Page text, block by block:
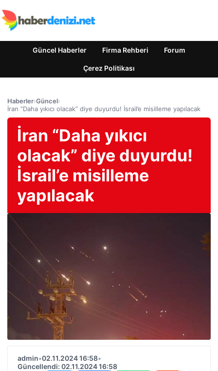
Güncel Haberler Firma Rehberi Forum
Çerez Politikası
Haberler›Güncel›
İran “Daha yıkıcı olacak” diye duyurdu! İsrail’e misilleme yapılacak
İran “Daha yıkıcı
olacak” diye duyurdu!
İsrail’e misilleme
yapılacak
admin•02.11.2024 16:58•
Güncellendi: 02.11.2024 16:58